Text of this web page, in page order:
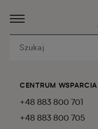
CENTRUM WSPARCIA
+48 883 800 701
+48 883 800 705